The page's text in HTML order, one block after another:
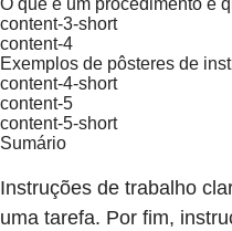
O que é um procedimento e
content-3-short
content-4
Exemplos de pôsteres de
content-4-short
content-5
content-5-short
Sumário
Instruções de trabalho
uma tarefa. Por fim,